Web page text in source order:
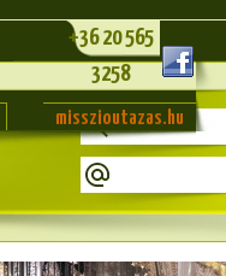
+36 20 565
3258
misszioutazas.hu